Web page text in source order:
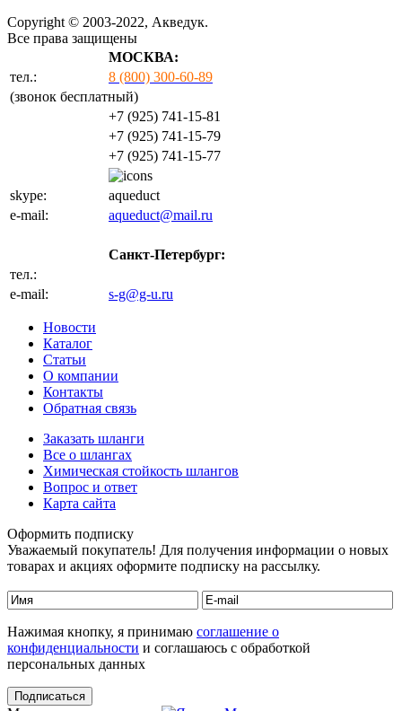
Copyright © 2003-2022, Акведук.
Все права защищены
МОСКВА:
тел.:
8 (800) 300-60-89
(звонок бесплатный)
+7 (925) 741-15-81
+7 (925) 741-15-79
+7 (925) 741-15-77
skype:
aqueduct
e-mail:
aqueduct@mail.ru
Санкт-Петербург:
тел.:
e-mail:
s-g@g-u.ru
Новости
Каталог
Статьи
О компании
Контакты
Обратная связь
Заказать шланги
Все о шлангах
Химическая стойкость шлангов
Вопрос и ответ
Карта сайта
Оформить подписку
Уважаемый покупатель! Для получения информации о новых
товарах и акциях оформите подписку на рассылку.
Нажимая кнопку, я принимаю соглашение о
конфиденциальности и соглашаюсь с обработкой
персональных данных